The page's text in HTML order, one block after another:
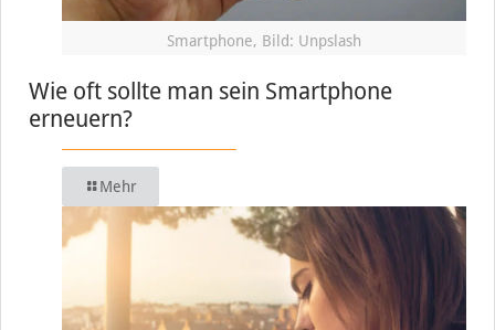
Smartphone, Bild: Unpslash
Wie oft sollte man sein Smartphone
erneuern?
Mehr